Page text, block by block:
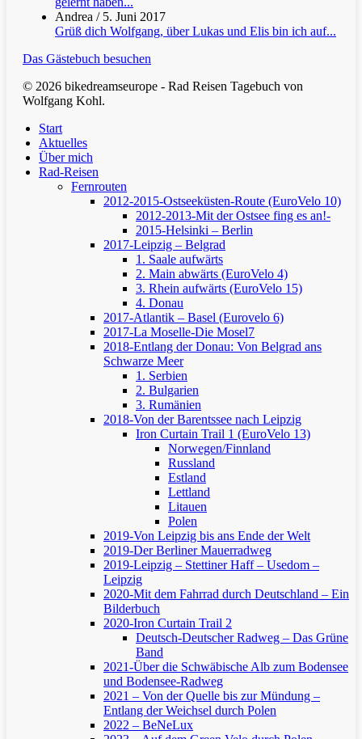
Andrea / 5. Juni 2017
Grüß dich Wolfgang, über Lukas und Elis bin ich auf...
Das Gästebuch besuchen
© 2026 bikedreamseurope - Rad Reisen Tagebuch von
Wolfgang Kohl.
Start
Aktuelles
Über mich
Rad-Reisen
Fernrouten
2012-2015-Ostseeküsten-Route (EuroVelo 10)
2012-2013-Mit der Ostsee fing es an!-
2015-Helsinki – Berlin
2017-Leipzig – Belgrad
1. Saale aufwärts
2. Main abwärts (EuroVelo 4)
3. Rhein aufwärts (EuroVelo 15)
4. Donau
2017-Atlantik – Basel (Eurovelo 6)
2017-La Moselle-Die Mosel7
2018-Entlang der Donau: Von Belgrad ans
Schwarze Meer
1. Serbien
2. Bulgarien
3. Rumänien
2018-Von der Barentssee nach Leipzig
Iron Curtain Trail 1 (EuroVelo 13)
Norwegen/Finnland
Russland
Estland
Lettland
Litauen
Polen
2019-Von Leipzig bis ans Ende der Welt
2019-Der Berliner Mauerradweg
2019-Leipzig – Stettiner Haff – Usedom –
Leipzig
2020-Mit dem Fahrrad durch Deutschland – Ein
Bilderbuch
2020-Iron Curtain Trail 2
Deutsch-Deutscher Radweg – Das Grüne
Band
2021-Über die Schwäbische Alb zum Bodensee
und Bodensee-Radweg
2021 – Von der Quelle bis zur Mündung –
Entlang der Weichsel durch Polen
2022 – BeNeLux